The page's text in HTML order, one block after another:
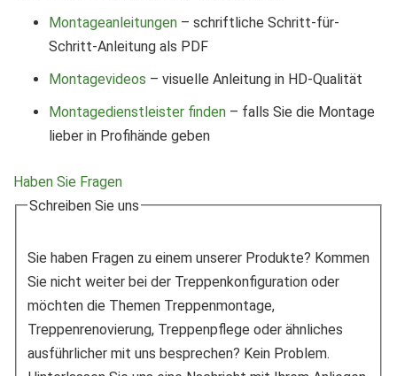
Montageanleitungen – schriftliche Schritt-für-
Schritt-Anleitung als PDF
Montagevideos – visuelle Anleitung in HD-Qualität
Montagedienstleister finden – falls Sie die Montage
lieber in Profihände geben
Haben Sie Fragen
Schreiben Sie uns
Sie haben Fragen zu einem unserer Produkte? Kommen
Sie nicht weiter bei der Treppenkonfiguration oder
möchten die Themen Treppenmontage,
Treppenrenovierung, Treppenpflege oder ähnliches
ausführlicher mit uns besprechen? Kein Problem.